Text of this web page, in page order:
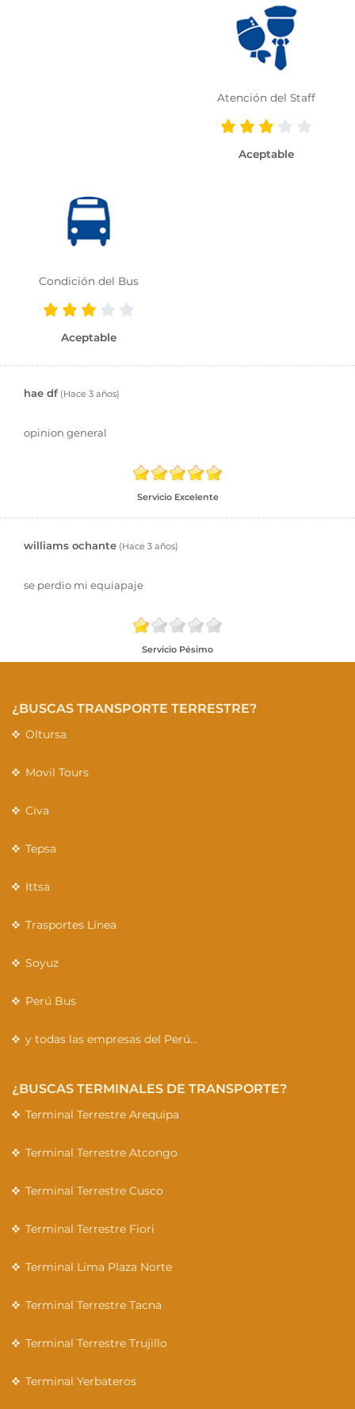
Atención del Staff
Aceptable
Condición del Bus
Aceptable
hae df (Hace 3 años)
opinion general
Servicio Excelente
williams ochante (Hace 3 años)
se perdio mi equiapaje
Servicio Pésimo
¿BUSCAS TRANSPORTE TERRESTRE?
Oltursa
Movil Tours
Civa
Tepsa
Ittsa
Trasportes Línea
Soyuz
Perú Bus
y todas las empresas del Perú…
¿BUSCAS TERMINALES DE TRANSPORTE?
Terminal Terrestre Arequipa
Terminal Terrestre Atcongo
Terminal Terrestre Cusco
Terminal Terrestre Fiori
Terminal Lima Plaza Norte
Terminal Terrestre Tacna
Terminal Terrestre Trujillo
Terminal Yerbateros